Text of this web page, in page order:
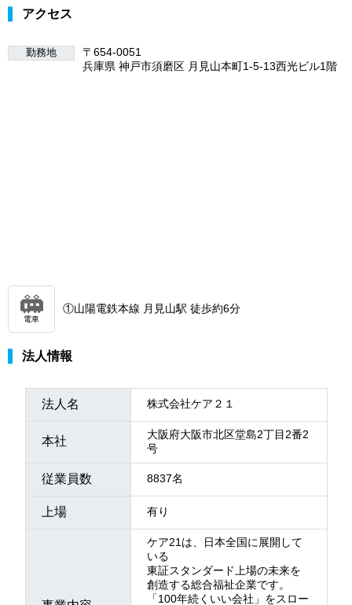
アクセス
勤務地
〒654-0051
兵庫県 神戸市須磨区 月見山本町1-5-13西光ビル1階
電車
①山陽電鉄本線 月見山駅 徒歩約6分
法人情報
法人名 株式会社ケア２１
本社
大阪府大阪市北区堂島2丁目2番2
号
従業員数 8837名
上場 有り
ケア21は、日本全国に展開して
いる
東証スタンダード上場の未来を
創造する総合福祉企業です。
「100年続くいい会社」をスロー